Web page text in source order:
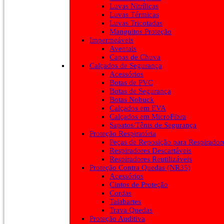
Luvas Nitrílicas
Luvas Térmicas
Luvas Tricotadas
Manguitos Proteção
Impermeáveis
Aventais
Capas de Chuva
Calçados de Segurança
Acessórios
Botas de PVC
Botas de Segurança
Botas Nobuck
Calçados em EVA
Calçados em MicroFibra
Sapatos/Tênis de Segurança
Proteção Respiratória
Peças de Reposição para
Respiradores Descartáveis
Respiradores Reutilizáveis
Proteção Contra Quedas (NR35)
Acessórios
Cintos de Proteção
Cordas
Talabartes
Trava Quedas
Proteção Auditiva